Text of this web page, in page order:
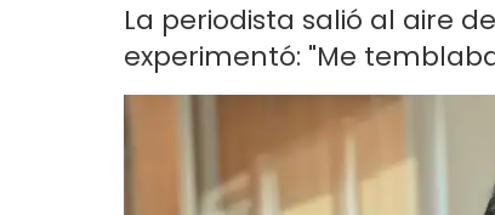
La periodista salió al aire
experimentó: "Me